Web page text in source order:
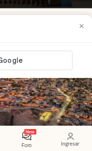
Foro Ingresar
×